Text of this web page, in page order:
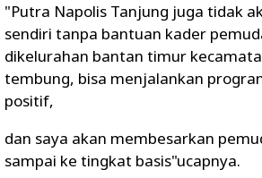
"Putra Napolis Tanjung juga tidak
sendiri tanpa bantuan kader
dikelurahan bantan timur
tembung, bisa menjalankan
positif,
dan saya akan membesarkan
sampai ke tingkat basis"ucapnya.